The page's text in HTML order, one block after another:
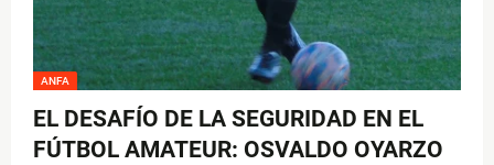
ANFA
EL DESAFÍO DE LA SEGURIDAD EN EL
FÚTBOL AMATEUR: OSVALDO OYARZO